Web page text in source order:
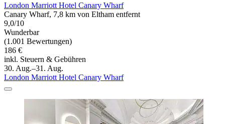
London Marriott Hotel Canary Wharf
Canary Wharf, 7,8 km von Eltham entfernt
9,0/10
Wunderbar
(1.001 Bewertungen)
186 €
inkl. Steuern & Gebühren
30. Aug.–31. Aug.
London Marriott Hotel Canary Wharf